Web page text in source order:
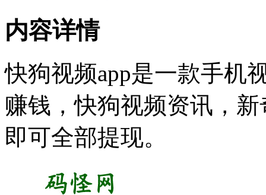
内容详情
快狗视频app是一款手机
赚钱，快狗视频资讯，
即可全部提现。